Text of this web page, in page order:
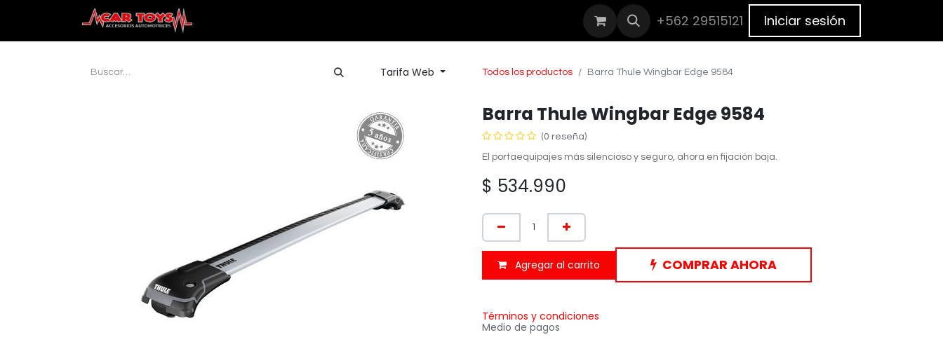
Nuestras Marcas BLOG Cita
+562 29515121 Iniciar sesión
Tarifa Web Todos los productos Barra Thule Wingbar Edge 9584
Barra Thule Wingbar Edge 9584
(0 reseña)
El portaequipajes más silencioso y seguro, ahora en fijación baja.
$ 534.990
Agregar al carrito COMPRAR AHORA
Términos y condiciones
Medio de pagos